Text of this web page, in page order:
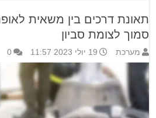
סמוך לצומת סביון
מערכת 19 יולי 2023 11:57 0